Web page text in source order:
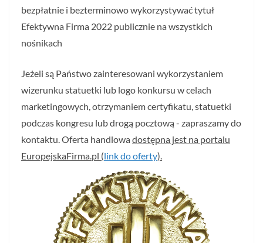
bezpłatnie i bezterminowo wykorzystywać tytuł
Efektywna Firma 2022 publicznie na wszystkich
nośnikach
Jeżeli są Państwo zainteresowani wykorzystaniem
wizerunku statuetki lub logo konkursu w celach
marketingowych, otrzymaniem certyfikatu, statuetki
podczas kongresu lub drogą pocztową - zapraszamy do
kontaktu. Oferta handlowadostępna jest na portalu
EuropejskaFirma.pl (link do oferty).